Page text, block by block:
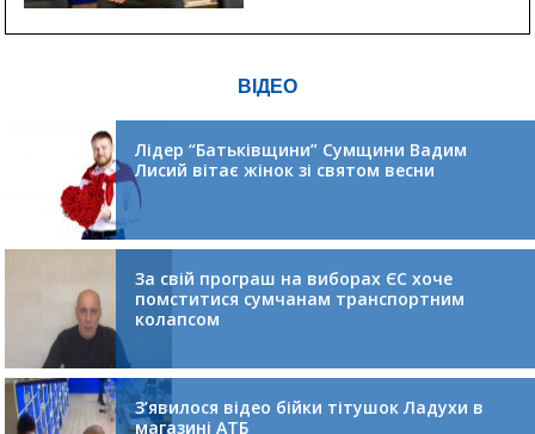
ВІДЕО
Лідер “Батьківщини” Сумщини Вадим
Лисий вітає жінок зі святом весни
За свій програш на виборах ЄС хоче
помститися сумчанам транспортним
колапсом
З’явилося відео бійки тітушок Ладухи в
магазині АТБ